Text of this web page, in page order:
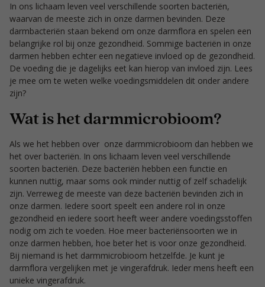
In ons lichaam leven veel verschillende soorten bacteriën,
waarvan de meeste zich in onze darmen bevinden. Deze
darmbacteriën staan bekend om onze darmflora en spelen een
belangrijke rol bij onze gezondheid. Sommige bacteriën in onze
darmen hebben echter een negatieve invloed op de gezondheid.
De voeding die je dagelijks eet kan hierop van invloed zijn. Lees
je mee om te weten welke voedingsmiddelen dit onder andere
zijn?
Wat is het darmmicrobioom?
Als we het hebben over onze darmmicrobioom dan hebben we
het over bacteriën. In ons lichaam leven veel verschillende
soorten bacteriën. Deze bacteriën hebben een functie en
kunnen nuttig, maar soms ook minder nuttig of zelf schadelijk
zijn. Verreweg de meeste van deze bacteriën bevinden zich in
onze darmen. Iedere soort speelt een andere rol in onze
gezondheid en iedere soort heeft weer andere voedingsstoffen
nodig om zich te voeden. Hoe meer bacteriënsoorten we in
onze darmen hebben, hoe beter het is voor onze gezondheid.
Bij niemand is het darmmicrobioom hetzelfde. Je kunt je
darmflora vergelijken met je vingerafdruk. Ieder mens heeft een
unieke vingerafdruk.